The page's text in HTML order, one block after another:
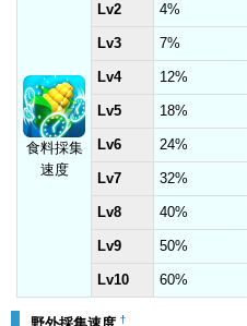
食料採集
速度
Lv2 4%
Lv3 7%
Lv4 12%
Lv5 18%
Lv6 24%
Lv7 32%
Lv8 40%
Lv9 50%
Lv10 60%
†